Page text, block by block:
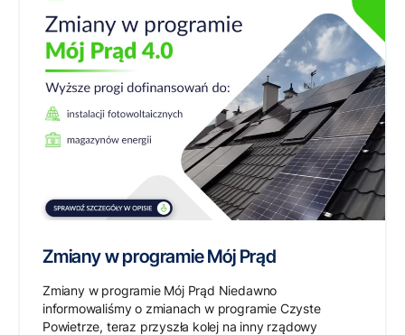
Zmiany w programie Mój Prąd
Zmiany w programie Mój Prąd Niedawno
informowaliśmy o zmianach w programie Czyste
Powietrze, teraz przyszła kolej na inny rządowy